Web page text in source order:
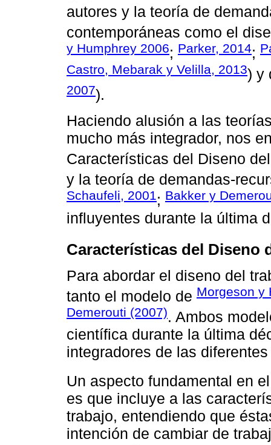
autores y la teoría de
contemporáneas como el
y Humphrey 2006; Parker, 2014;
Castro, Mebarak y Velilla, 2013) y
2007).
Haciendo alusión a las
mucho más integrador, nos
Características del Diseno
y la teoría de demandas-
Schaufeli, 2001; Bakker y
influyentes durante la última
Características del Diseno
Para abordar el diseno del
tanto el modelo de Morgeson y
Demerouti (2007). Ambos
científica durante la última
integradores de las
Un aspecto fundamental en
es que incluye a las
trabajo, entendiendo que
intención de cambiar de